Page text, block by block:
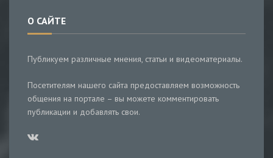
О САЙТЕ
Публикуем различные мнения, статьи и видеоматериалы.
Посетителям нашего сайта предоставляем возможность
общения на портале – вы можете комментировать
публикации и добавлять свои.